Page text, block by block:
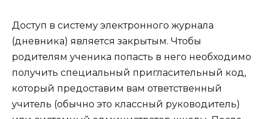
Доступ в систему электронного журнала
(дневника) является закрытым. Чтобы
родителям ученика попасть в него необходимо
получить специальный пригласительный код,
который предоставим вам ответственный
учитель (обычно это классный руководитель)